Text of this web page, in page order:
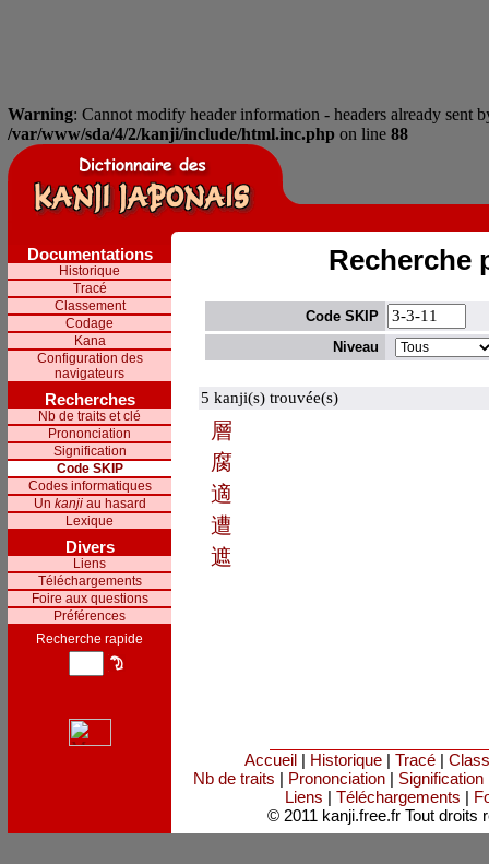
Warning: Cannot modify header information - headers already
/var/www/sda/4/2/kanji/include/html.inc.php on line 88
Documentations
Historique
Tracé
Classement
Codage
Kana
Configuration des
navigateurs
Recherches
Nb de traits et clé
Prononciation
Signification
Code SKIP
Codes informatiques
Un kanjiau hasard
Lexique
Divers
Liens
Téléchargements
Foire aux questions
Préférences
Recherche rapide
Recherche
Code SKIP
Niveau
5 kanji(s) trouvée(s)
層
腐
適
遭
遮
Accueil | Historique | Tracé |
Nb de traits | Prononciation| Signification
Liens | Téléchargements |
© 2011 kanji.free.fr Tout droits